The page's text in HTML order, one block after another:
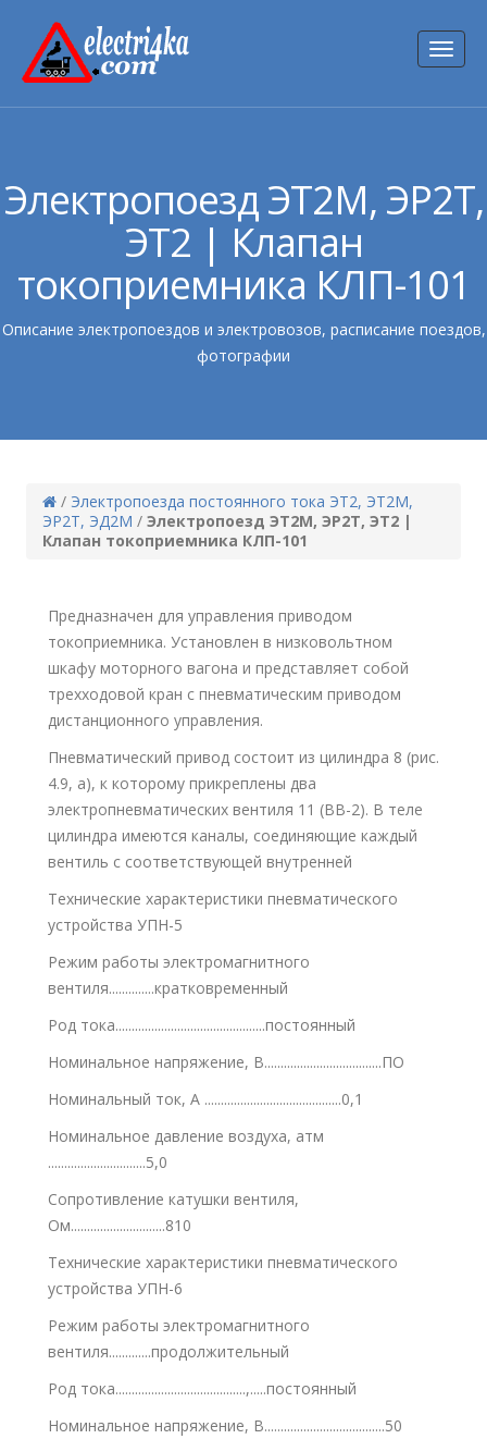
Электропоезд ЭТ2М, ЭР2Т,
ЭТ2 | Клапан
токоприемника КЛП-101
Описание электропоездов и электровозов, расписание поездов,
фотографии
/ Электропоезда постоянного тока ЭТ2, ЭТ2М,
ЭР2Т, ЭД2М / Электропоезд ЭТ2М, ЭР2Т, ЭТ2 |
Клапан токоприемника КЛП-101
Предназначен для управления приводом
токоприемника. Установлен в низковольтном
шкафу моторного вагона и представляет собой
трехходовой кран с пневматическим приводом
дистанционного управления.
Пневматический привод состоит из цилиндра 8 (рис.
4.9, а), к которому прикреплены два
электропневматических вентиля 11 (ВВ-2). В теле
цилиндра имеются каналы, соединяющие каждый
вентиль с соответствующей внутренней
Технические характеристики пневматического
устройства УПН-5
Режим работы электромагнитного
вентиля..............кратковременный
Род тока..............................................постоянный
Номинальное напряжение, В....................................ПО
Номинальный ток, А ..........................................0,1
Номинальное давление воздуха, атм
..............................5,0
Сопротивление катушки вентиля,
Ом.............................810
Технические характеристики пневматического
устройства УПН-6
Режим работы электромагнитного
вентиля.............продолжительный
Род тока........................................,.....постоянный
Номинальное напряжение, В.....................................50